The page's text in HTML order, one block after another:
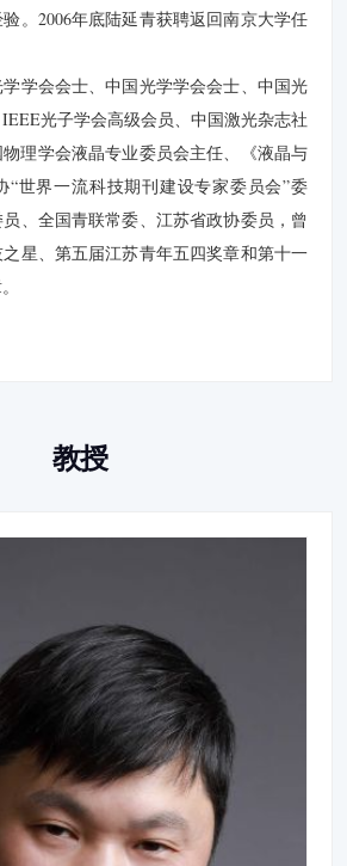
。2006年底陆延青获聘返回南京大学任
学会会士、中国光学学会会士、中国光
光子学会高级会员、中国激光杂志社
理学会液晶专业委员会主任、《液晶与
“世界一流科技期刊建设专家委员会”委
、全国青联常委、江苏省政协委员，曾
星、第五届江苏青年五四奖章和第十一
教授